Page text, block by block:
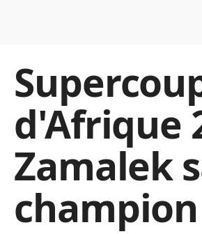
d'Afrique
Zamalek
champion